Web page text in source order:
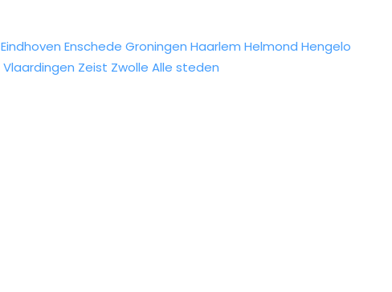
Eindhoven Enschede Groningen Haarlem Helmond Hengelo
Vlaardingen Zeist Zwolle Alle steden